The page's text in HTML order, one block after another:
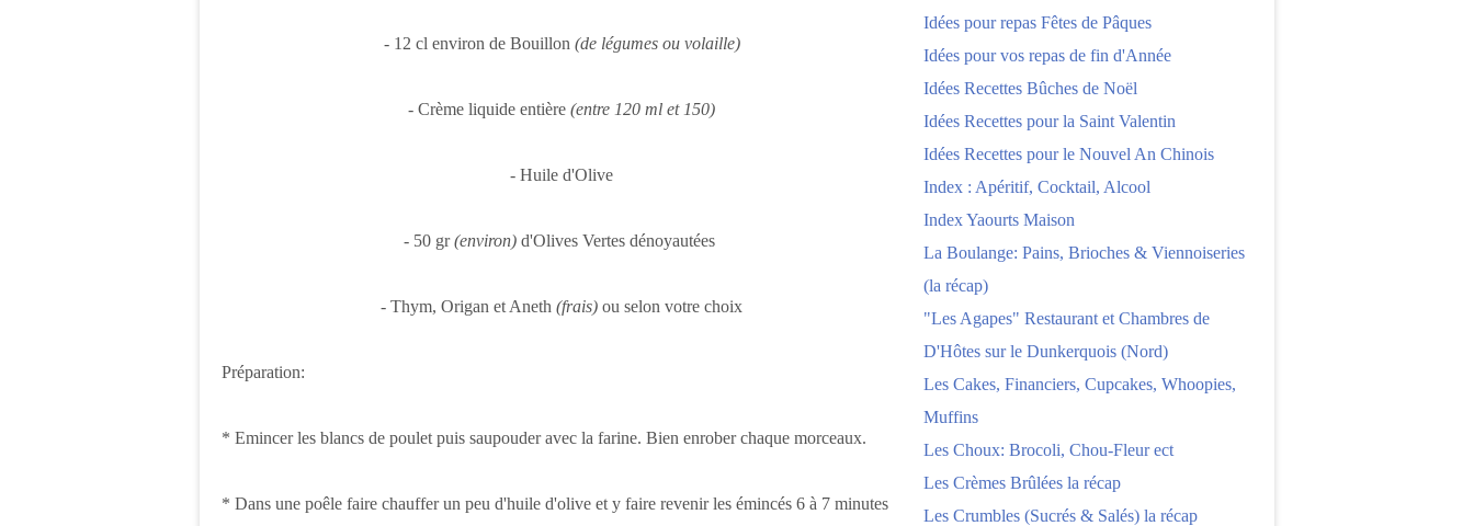
- 12 cl environ de Bouillon (de légumes ou volaille)
- Crème liquide entière (entre 120 ml et 150)
- Huile d'Olive
- 50 gr(environ) d'Olives Vertes dénoyautées
- Thym, Origan et Aneth (frais) ou selon votre choix
Préparation:
* Emincer les blancs de poulet puis saupouder avec la farine. Bien enrober chaque morceaux.
* Dans une poêle faire chauffer un peu d'huile d'olive et y faire revenir les émincés 6 à 7 minutes
Idées pour repas Fêtes de Pâques
Idées pour vos repas de fin d'Année
Idées Recettes Bûches de Noël
Idées Recettes pour la Saint Valentin
Idées Recettes pour le Nouvel An Chinois
Index : Apéritif, Cocktail, Alcool
Index Yaourts Maison
La Boulange: Pains, Brioches & Viennoiseries
(la récap)
"Les Agapes" Restaurant et Chambres de
D'Hôtes sur le Dunkerquois (Nord)
Les Cakes, Financiers, Cupcakes, Whoopies,
Muffins
Les Choux: Brocoli, Chou-Fleur ect
Les Crèmes Brûlées la récap
Les Crumbles (Sucrés & Salés) la récap